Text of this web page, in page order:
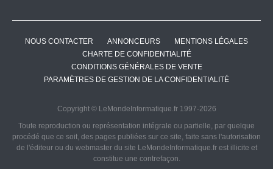
NOUS CONTACTER ANNONCEURS
MENTIONS LÉGALES
CHARTE DE CONFIDENTIALITÉ
CONDITIONS GÉNÉRALES DE VENTE
PARAMÈTRES DE GESTION DE LA CONFIDENTIALITÉ
Copyright © LeMondeInformatique.fr 1997-2026
Toute reproduction ou représentation intégrale ou partielle, par quelque
procédé que ce soit, des pages publiées sur ce site, faite sans l'autorisation
de l'éditeur ou du webmaster du site LeMondeInformatique.fr est illicite et
constitue une contrefaçon.